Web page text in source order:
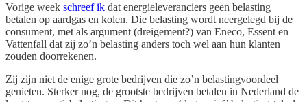
Vorige week schreef ik dat energieleveranciers geen belasting
betalen op aardgas en kolen. Die belasting wordt neergelegd bij de
consument, met als argument (dreigement?) van Eneco, Essent en
Vattenfall dat zij zo’n belasting anders toch wel aan hun klanten
zouden doorrekenen.
Zij zijn niet de enige grote bedrijven die zo’n belastingvoordeel
genieten. Sterker nog, de grootste bedrijven betalen in Nederland de